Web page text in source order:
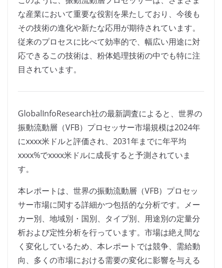
な産業において重要な役割を果たしており、今後も
その技術の進化や新たな応用が期待されています。
従来のプロセスに比べて効率的で、幅広い用途に対
応できるこの技術は、粉体処理技術の中でも特に注
目されています。
GlobalInfoResearch社の最新調査によると、世界の
振動流動層（VFB）プロセッサー市場規模は2024年
にxxxx米ドルと評価され、2031年までに年平均
xxxx%でxxxx米ドルに成長すると予測されていま
す。
本レポートは、世界の振動流動層（VFB）プロセッ
サー市場に関する詳細かつ包括的な分析です。メー
カー別、地域別・国別、タイプ別、用途別の定量分
析および定性分析を行っています。市場は絶え間な
く変化しているため、本レポートでは競争、需給動
向、多くの市場における需要の変化に影響を与える